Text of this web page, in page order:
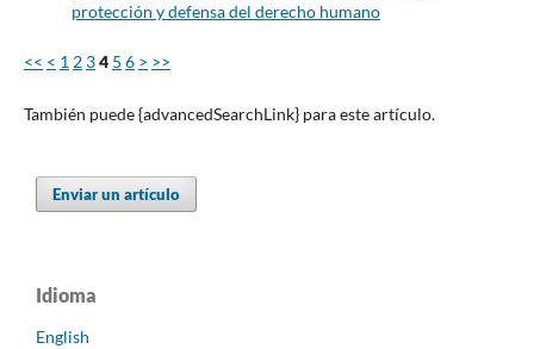
protección y defensa del derecho humano
<< < 1 2 34 5 6 > >>
También puede {advancedSearchLink} para este artículo.
Enviar un artículo
Idioma
English